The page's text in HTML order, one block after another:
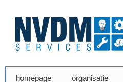
homepage organisatie